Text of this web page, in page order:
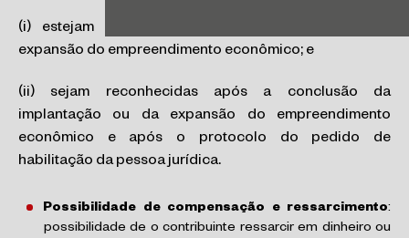
(i) estejam relacionadas com a implantação ou a
expansão do empreendimento econômico; e
(ii) sejam reconhecidas após a conclusão da
implantação ou da expansão do empreendimento
econômico e após o protocolo do pedido de
habilitação da pessoa jurídica.
Possibilidade de compensação e ressarcimento:
possibilidade de o contribuinte ressarcir em dinheiro ou